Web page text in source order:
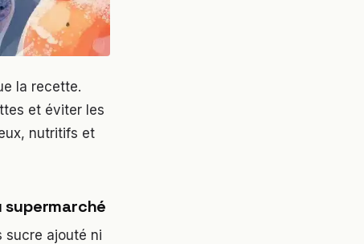
la recette.
et éviter les
nutritifs et
sucre ajouté ni